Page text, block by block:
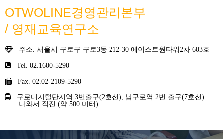
OTWOLINE경영관리본부
/ 영재교육연구소
주소. 서울시 구로구 구로3동 212-30 에이스트원타워2차 603호
Tel. 02.1600-5290
Fax. 02.02-2109-5290
구로디지털단지역 3번출구(2호선), 남구로역 2번 출구(7호선)
나와서 직진 (약 500 미터)